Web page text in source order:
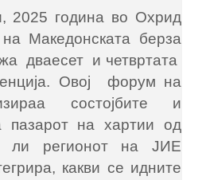
2025 година во Охрид
на Македонската берза
дваесет и четвртата
Овој форум на
состојбите и
пазарот на хартии од
ли регионот на ЈИЕ
какви се идните